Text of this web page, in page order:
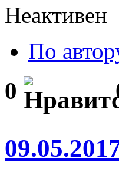
Неактивен
По
0